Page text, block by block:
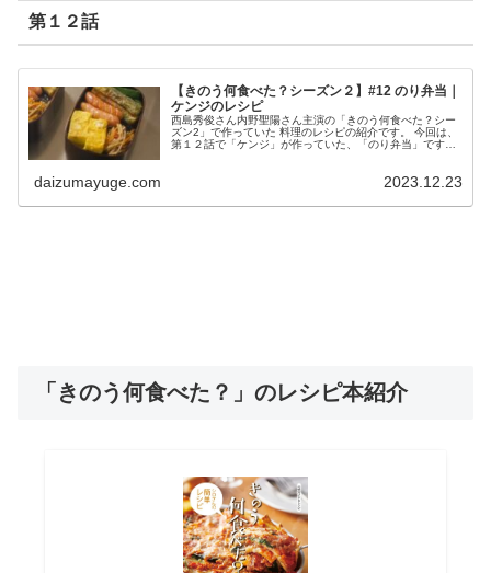
第１２話
【きのう何食べた？シーズン２】#12 のり弁当｜
ケンジのレシピ
西島秀俊さん内野聖陽さん主演の「きのう何食べた？シー
ズン2」で作っていた 料理のレシピの紹介です。 今回は、
第１２話で「ケンジ」が作っていた、「のり弁当」です。
daizumayuge.com 2023.12.23
「きのう何食べた？」のレシピ本紹介